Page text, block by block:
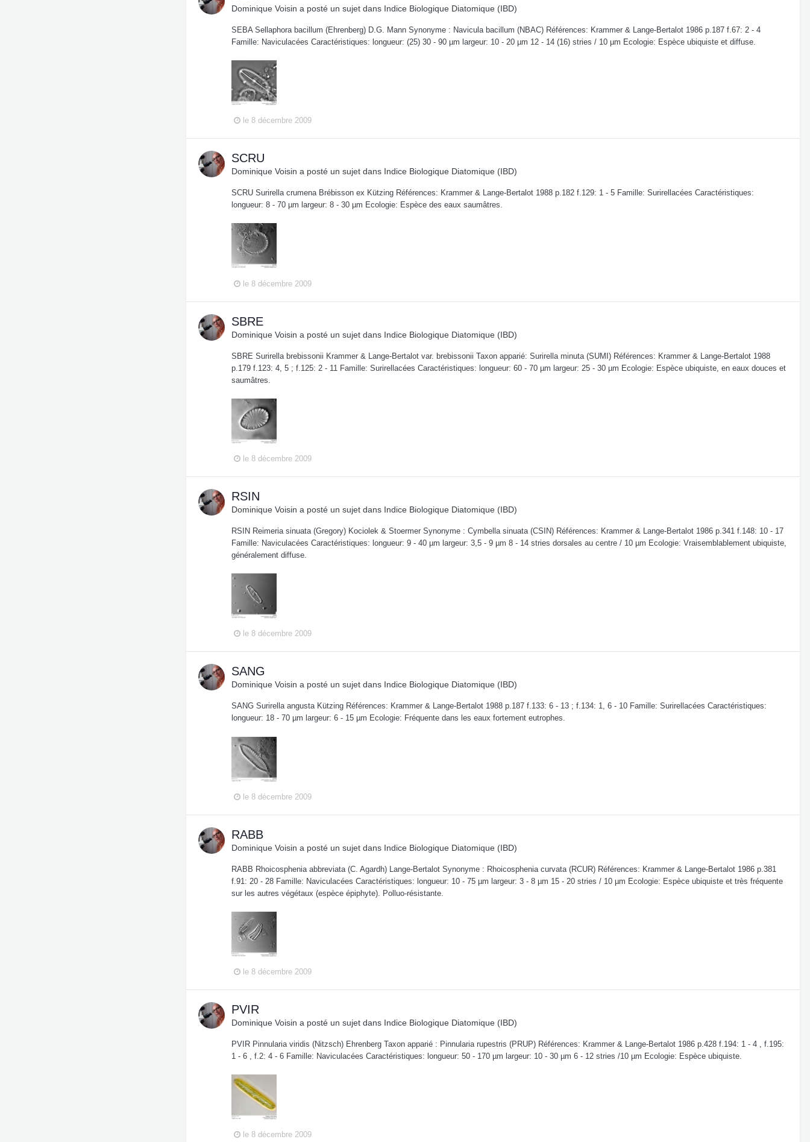
Dominique Voisin a posté un sujet dans Indice Biologique Diatomique (IBD)
SEBA Sellaphora bacillum (Ehrenberg) D.G. Mann Synonyme : Navicula bacillum (NBAC) Références: Krammer & Lange-Bertalot 1986 p.187 f.67: 2 - 4
Famille: Naviculacées Caractéristiques: longueur: (25) 30 - 90 µm largeur: 10 - 20 µm 12 - 14 (16) stries / 10 µm Ecologie: Espèce ubiquiste et diffuse.
le 8 décembre 2009
SCRU
Dominique Voisin a posté un sujet dans Indice Biologique Diatomique (IBD)
SCRU Surirella crumena Brébisson ex Kützing Références: Krammer & Lange-Bertalot 1988 p.182 f.129: 1 - 5 Famille: Surirellacées Caractéristiques:
longueur: 8 - 70 µm largeur: 8 - 30 µm Ecologie: Espèce des eaux saumâtres.
le 8 décembre 2009
SBRE
Dominique Voisin a posté un sujet dans Indice Biologique Diatomique (IBD)
SBRE Surirella brebissonii Krammer & Lange-Bertalot var. brebissonii Taxon apparié: Surirella minuta (SUMI) Références: Krammer & Lange-Bertalot 1988
p.179 f.123: 4, 5 ; f.125: 2 - 11 Famille: Surirellacées Caractéristiques: longueur: 60 - 70 µm largeur: 25 - 30 µm Ecologie: Espèce ubiquiste, en eaux douces et
saumâtres.
le 8 décembre 2009
RSIN
Dominique Voisin a posté un sujet dans Indice Biologique Diatomique (IBD)
RSIN Reimeria sinuata (Gregory) Kociolek & Stoermer Synonyme : Cymbella sinuata (CSIN) Références: Krammer & Lange-Bertalot 1986 p.341 f.148: 10 - 17
Famille: Naviculacées Caractéristiques: longueur: 9 - 40 µm largeur: 3,5 - 9 µm 8 - 14 stries dorsales au centre / 10 µm Ecologie: Vraisemblablement ubiquiste,
généralement diffuse.
le 8 décembre 2009
SANG
Dominique Voisin a posté un sujet dans Indice Biologique Diatomique (IBD)
SANG Surirella angusta Kützing Références: Krammer & Lange-Bertalot 1988 p.187 f.133: 6 - 13 ; f.134: 1, 6 - 10 Famille: Surirellacées Caractéristiques:
longueur: 18 - 70 µm largeur: 6 - 15 µm Ecologie: Fréquente dans les eaux fortement eutrophes.
le 8 décembre 2009
RABB
Dominique Voisin a posté un sujet dans Indice Biologique Diatomique (IBD)
RABB Rhoicosphenia abbreviata (C. Agardh) Lange-Bertalot Synonyme : Rhoicosphenia curvata (RCUR) Références: Krammer & Lange-Bertalot 1986 p.381
f.91: 20 - 28 Famille: Naviculacées Caractéristiques: longueur: 10 - 75 µm largeur: 3 - 8 µm 15 - 20 stries / 10 µm Ecologie: Espèce ubiquiste et très fréquente
sur les autres végétaux (espèce épiphyte). Polluo-résistante.
le 8 décembre 2009
PVIR
Dominique Voisin a posté un sujet dans Indice Biologique Diatomique (IBD)
PVIR Pinnularia viridis (Nitzsch) Ehrenberg Taxon apparié : Pinnularia rupestris (PRUP) Références: Krammer & Lange-Bertalot 1986 p.428 f.194: 1 - 4 , f.195:
1 - 6 , f.2: 4 - 6 Famille: Naviculacées Caractéristiques: longueur: 50 - 170 µm largeur: 10 - 30 µm 6 - 12 stries /10 µm Ecologie: Espèce ubiquiste.
le 8 décembre 2009